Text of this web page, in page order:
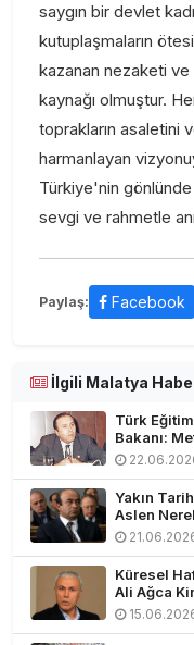
saygın bir devlet
kutuplaşmaların
kazanan nezaketi ve
kaynağı olmuştur.
toprakların asaletini
harmanlayan
Türkiye'nin
sevgi ve rahmetle
Paylaş: Facebook
İlgili Malatya
Türk
Bakanı:
Yakın
Aslen
Küresel
Ali Ağca